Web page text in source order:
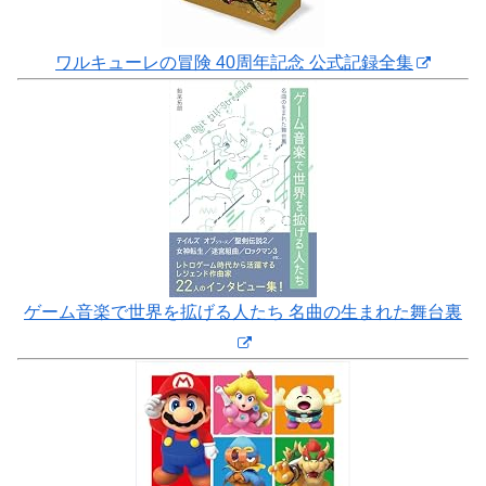
ワルキューレの冒険 40周年記念 公式記録全集
ゲーム音楽で世界を拡げる人たち 名曲の生まれた舞台裏